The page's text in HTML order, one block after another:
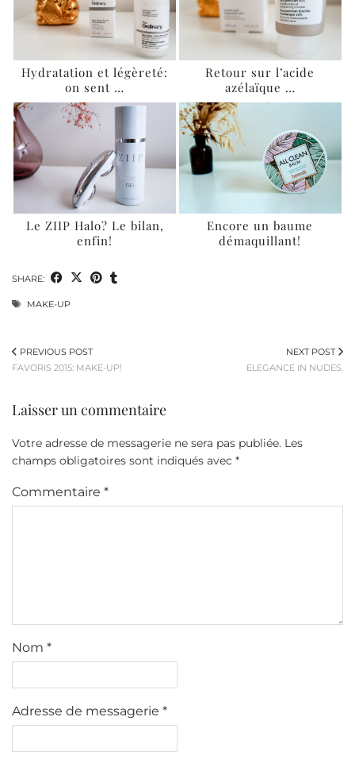
Hydratation et légèreté:
on sent …
Retour sur l’acide
azélaïque …
Le ZIIP Halo? Le bilan,
enfin!
Encore un baume
démaquillant!
SHARE:
MAKE-UP
PREVIOUS POST
FAVORIS 2015: MAKE-UP!
NEXT POST
ELEGANCE IN NUDES.
Laisser un commentaire
Votre adresse de messagerie ne sera pas publiée. Les
champs obligatoires sont indiqués avec *
Commentaire *
Nom *
Adresse de messagerie *